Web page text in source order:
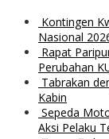
Kontingen
Nasional
Rapat
Perubahan
Tabrakan
Kabin
Sepeda
Aksi Pelaku